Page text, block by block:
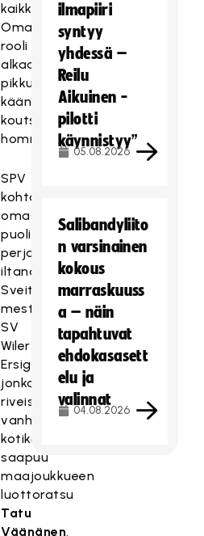
kaikkea.
Oma
rooli
alkaa
pikkuhiljaa
kääntyä
koutsin
hommaan.
SPV
kohtaa
omassa
puolivälieräottelussaan
perjantai-
iltana
Sveitsin
mestarin
SV
Wiler-
Ersigenin,
jonka
riveissä
vanhaan
kotikaupunkiinsa
saapuu
maajoukkueen
luottoratsu
Tatu
Väänänen.
ilmapiiri
syntyy
yhdessä –
Reilu
Aikuinen -
pilotti
käynnistyy”
05.08.2026
Salibandyliito
n varsinainen
kokous
marraskuuss
a – näin
tapahtuvat
ehdokasasett
elu ja
valinnat
04.08.2026